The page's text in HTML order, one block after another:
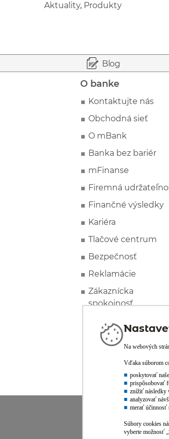
Aktuality, Produkty
Blog
O banke
Kontaktujte nás
Obchodná sieť
O mBank
Banka bez bariér
mFinanse
Firemná
Finančné výsledky
Kariéra
Tlačové centrum
Bezpečnosť
Reklamácie
Zákaznícka
spokojnosť